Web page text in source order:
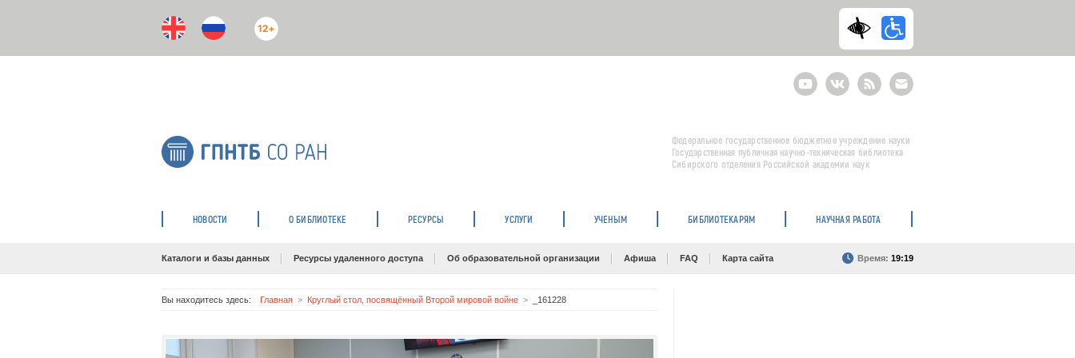
12+
YoutubeВКонтактеRSS
E-
mail
подписка
Федеральное государственное бюджетное учреждение науки
Государственная публичная научно-техническая библиотека
Сибирского отделения Российской академии наук
НОВОСТИ О БИБЛИОТЕКЕ РЕСУРСЫ УСЛУГИ УЧЕНЫМ БИБЛИОТЕКАРЯМ НАУЧНАЯ РАБОТА
Каталоги и базы данных Ресурсы удаленного доступа Об образовательной организации Афиша FAQ Карта сайта Время: 19:19
Вы находитесь здесь: Главная Круглый стол, посвящённый Второй мировой войне _161228